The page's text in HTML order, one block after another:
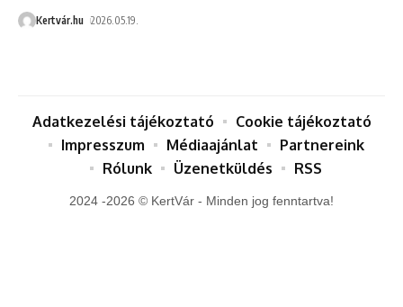
Kertvár.hu 2026.05.19.
2024 -2026 © KertVár - Minden jog fenntartva!
Adatkezelési tájékoztató
Cookie tájékoztató
Impresszum
Médiaajánlat
Partnereink
Rólunk
Üzenetküldés RSS